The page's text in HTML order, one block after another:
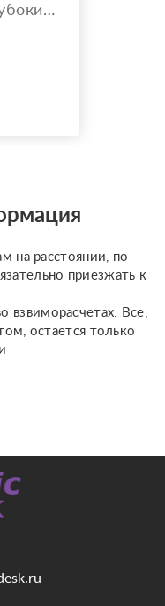
Таро
на расстоянии, по
приезжать к
взвиморасчетах. Все,
остается только